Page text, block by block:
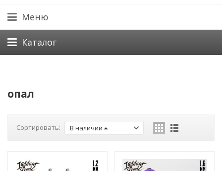
Меню
Каталог
опал
Сортировать: В наличии